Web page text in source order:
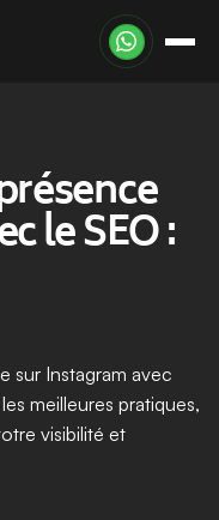
le SEO :
sur Instagram avec
meilleures pratiques,
visibilité et